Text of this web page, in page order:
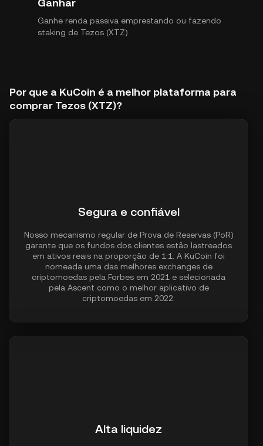
Ganhar
Ganhe renda passiva emprestando ou fazendo
staking de Tezos (XTZ).
Por que a KuCoin é a melhor plataforma para
comprar Tezos (XTZ)?
Segura e confiável
Nosso mecanismo regular de Prova de Reservas (PoR)
garante que os fundos dos clientes estão lastreados
em ativos reais na proporção de 1:1. A KuCoin foi
nomeada uma das melhores exchanges de
criptomoedas pela Forbes em 2021 e selecionada
pela Ascent como o melhor aplicativo de
criptomoedas em 2022.
Alta liquidez